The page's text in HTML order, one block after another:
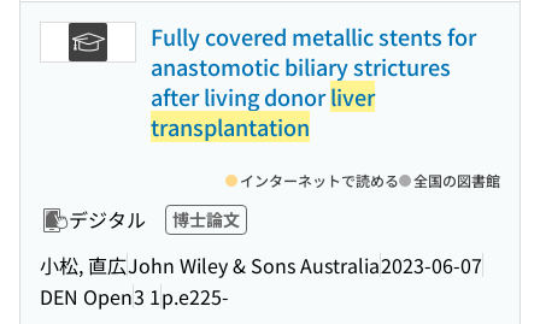
Fully covered metallic stents for
anastomotic biliary strictures
after living donorliver
transplantation
デジタル 博士論文
小松, 直広John Wiley & Sons Australia2023-06-07
DEN Open3 1p.e225-
インターネットで読める 全国の図書館